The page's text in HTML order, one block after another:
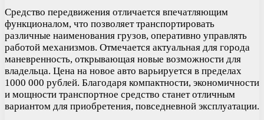
Средство передвижения отличается впечатляющим
функционалом, что позволяет транспортировать
различные наименования грузов, оперативно управлять
работой механизмов. Отмечается актуальная для города
маневренность, открывающая новые возможности для
владельца. Цена на новое авто варьируется в пределах
1000 000 рублей. Благодаря компактности, экономичности
и мощности транспортное средство станет отличным
вариантом для приобретения, повседневной эксплуатации.